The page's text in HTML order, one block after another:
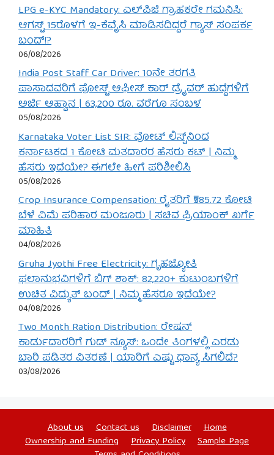
LPG e-KYC Mandatory: ಎಲ್‌ಪಿಜಿ ಗ್ರಾಹಕರೇ ಗಮನಿಸಿ:
ಆಗಸ್ಟ್ 15ರೊಳಗೆ ಇ-ಕೆವೈಸಿ ಮಾಡಿಸದಿದ್ದರೆ ಗ್ಯಾಸ್ ಸಂಪರ್ಕ
ಬಂದ್!?
06/08/2026
India Post Staff Car Driver: 10ನೇ ತರಗತಿ
ಪಾಸಾದವರಿಗೆ ಪೋಸ್ಟ್ ಆಫೀಸ್ ಕಾರ್ ಡ್ರೈವರ್ ಹುದ್ದೆಗಳಿಗೆ
ಅರ್ಜಿ ಆಹ್ವಾನ | 63,200 ರೂ. ವರೆಗೂ ಸಂಬಳ
05/08/2026
Karnataka Voter List SIR: ವೋಟ್ ಲಿಸ್ಟ್‌ನಿಂದ
ಕರ್ನಾಟಕದ 1 ಕೋಟಿ ಮತದಾರರ ಹೆಸರು ಕಟ್ | ನಿಮ್ಮ
ಹೆಸರು ಇದೆಯೇ? ಈಗಲೇ ಹೀಗೆ ಪರಿಶೀಲಿಸಿ
05/08/2026
Crop Insurance Compensation: ರೈತರಿಗೆ ₹585.72 ಕೋಟಿ
ಬೆಳೆ ವಿಮೆ ಪರಿಹಾರ ಮಂಜೂರು | ಸಚಿವ ಪ್ರಿಯಾಂಕ್ ಖರ್ಗೆ
ಮಾಹಿತಿ
04/08/2026
Gruha Jyothi Free Electricity: ಗೃಹಜ್ಯೋತಿ
ಫಲಾನುಭವಿಗಳಿಗೆ ಬಿಗ್ ಶಾಕ್: 82,220+ ಕುಟುಂಬಗಳಿಗೆ
ಉಚಿತ ವಿದ್ಯುತ್ ಬಂದ್ | ನಿಮ್ಮ ಹೆಸರೂ ಇದೆಯೇ?
04/08/2026
Two Month Ration Distribution: ರೇಷನ್
ಕಾರ್ಡುದಾರರಿಗೆ ಗುಡ್ ನ್ಯೂಸ್: ಒಂದೇ ತಿಂಗಳಲ್ಲಿ ಎರಡು
ಬಾರಿ ಪಡಿತರ ವಿತರಣೆ | ಯಾರಿಗೆ ಎಷ್ಟು ಧಾನ್ಯ ಸಿಗಲಿದೆ?
03/08/2026
About us Contact us Disclaimer
Home
Ownership and Funding
Privacy Policy
Sample Page